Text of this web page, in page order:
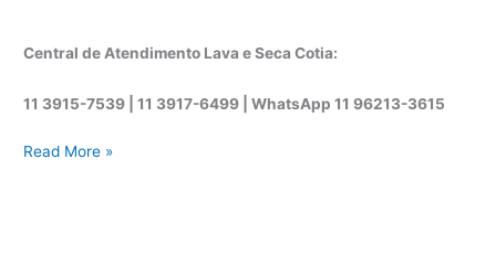
Central de Atendimento Lava e Seca Cotia:
11 3915-7539 | 11 3917-6499 |WhatsApp11 96213-3615
A
Read More »